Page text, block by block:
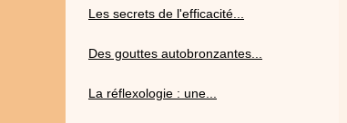
Les secrets de l'efficacité...
Des gouttes autobronzantes...
La réflexologie : une...